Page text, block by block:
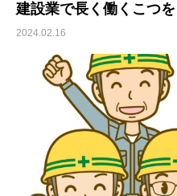
建設業で長く働くこつ
2024.02.16